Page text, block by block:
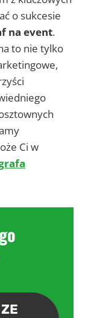
o sukcesie
na event.
to nie tylko
Ci w